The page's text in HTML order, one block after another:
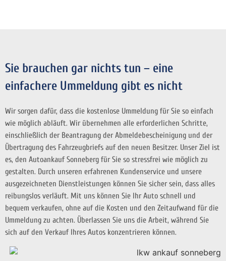
Sie brauchen gar nichts tun – eine
einfachere Ummeldung gibt es nicht
Wir sorgen dafür, dass die kostenlose Ummeldung für Sie so einfach
wie möglich abläuft. Wir übernehmen alle erforderlichen Schritte,
einschließlich der Beantragung der Abmeldebescheinigung und der
Übertragung des Fahrzeugbriefs auf den neuen Besitzer. Unser Ziel ist
es, den Autoankauf Sonneberg für Sie so stressfrei wie möglich zu
gestalten. Durch unseren erfahrenen Kundenservice und unsere
ausgezeichneten Dienstleistungen können Sie sicher sein, dass alles
reibungslos verläuft. Mit uns können Sie Ihr Auto schnell und
bequem verkaufen, ohne auf die Kosten und den Zeitaufwand für die
Ummeldung zu achten. Überlassen Sie uns die Arbeit, während Sie
sich auf den Verkauf Ihres Autos konzentrieren können.